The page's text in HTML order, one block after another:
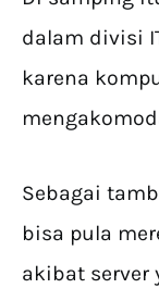
dalam divisi
karena
Sebagai
bisa pula
akibat server